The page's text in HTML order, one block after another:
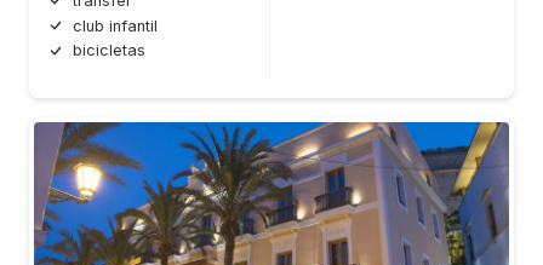
club infantil
bicicletas